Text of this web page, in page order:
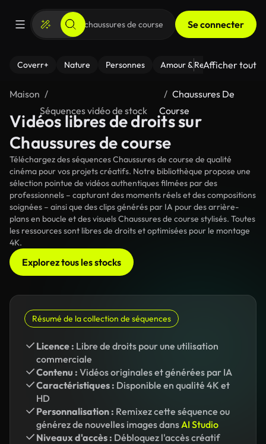
Se connecter
Coverr+ Nature Personnes Amour & Relations Le
Afficher tout
Maison
Séquences vidéo de stock
Chaussures De
Course
Vidéos libres de droits sur
Chaussures de course
Téléchargez des séquences Chaussures de course de qualité
cinéma pour vos projets créatifs. Notre bibliothèque propose une
sélection pointue de vidéos authentiques filmées par des
professionnels – capturant des moments réels et des compositions
soignées – ainsi que des clips générés par IA pour des arrière-
plans en boucle et des visuels Chaussures de course stylisés. Toutes
les ressources sont libres de droits et optimisées pour le montage
4K.
Explorez tous les stocks
Résumé de la collection de séquences
Licence : Libre de droits pour une utilisation
commerciale
Contenu : Vidéos originales et générées par IA
Caractéristiques : Disponible en qualité 4K et
HD
Personnalisation : Remixez cette séquence ou
générez de nouvelles images dansAI Studio
Niveaux d'accès : Débloquez l'accès créatif